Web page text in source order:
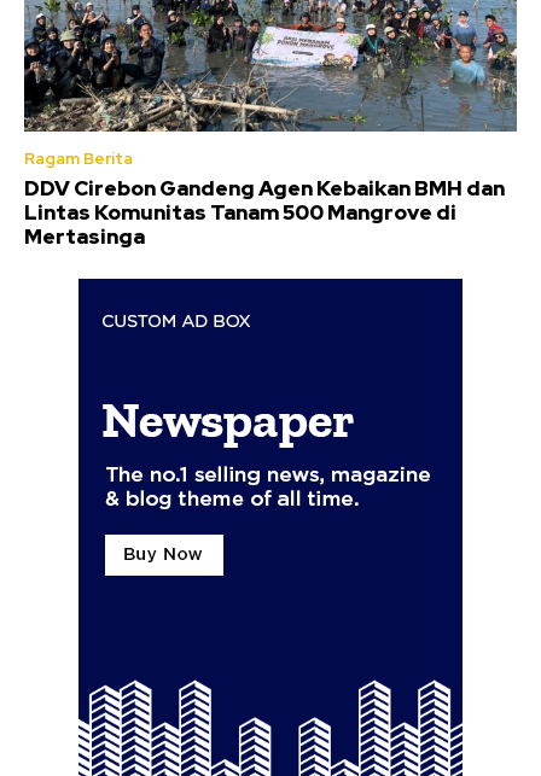
Ragam Berita
DDV Cirebon Gandeng Agen Kebaikan BMH dan
Lintas Komunitas Tanam 500 Mangrove di
Mertasinga